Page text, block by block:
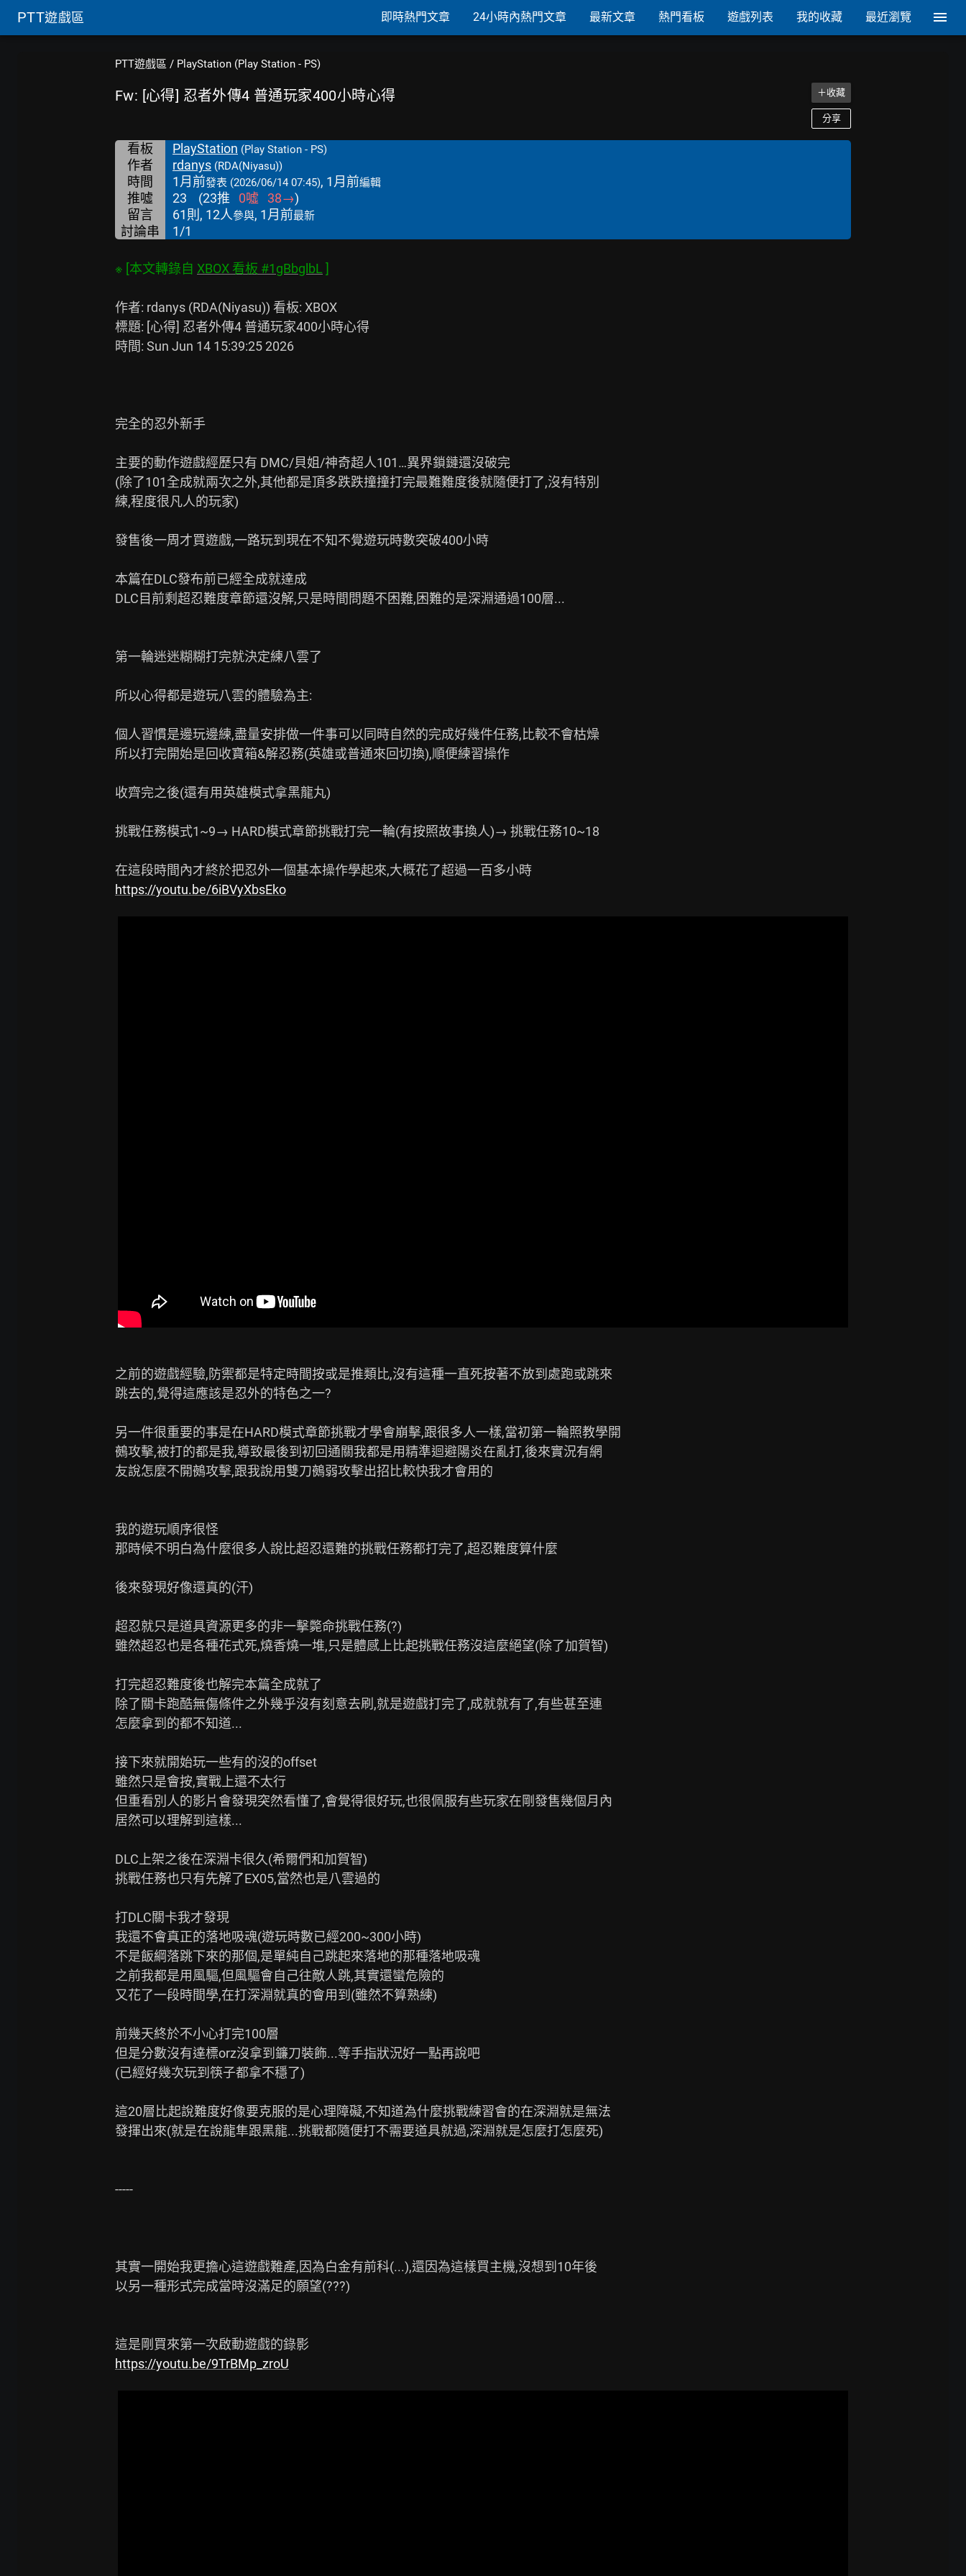
PTT遊戲區 即時熱門文章 24小時內熱門文章 最新文章 熱門看板 遊戲列表 我的收藏 最近瀏覽
PTT遊戲區 / PlayStation (Play Station - PS)
Fw: [心得] 忍者外傳4 普通玩家400小時心得 ＋收藏
分享
看板 PlayStation (Play Station - PS)
作者 rdanys (RDA(Niyasu))
時間 1月前發表 (2026/06/14 07:45), 1月前編輯
推噓 23 (23推 0噓 38→)
留言
61則, 12人參與, 1月前最新
討論串 1/1
※ [本文轉錄自 XBOX 看板 #1gBbglbL
作者: rdanys (RDA(Niyasu)) 看板: XBOX
標題: [心得] 忍者外傳4 普通玩家400小時心得
時間: Sun Jun 14 15:39:25 2026
完全的忍外新手
主要的動作遊戲經歷只有 DMC/貝姐/神奇超人101…異界鎖鏈還沒破完
(除了101全成就兩次之外,其他都是頂多跌跌撞撞打完最難難度後就隨便打了,沒有特別
練,程度很凡人的玩家)
發售後一周才買遊戲,一路玩到現在不知不覺遊玩時數突破400小時
本篇在DLC發布前已經全成就達成
DLC目前剩超忍難度章節還沒解,只是時間問題不困難,困難的是深淵通過100層...
第一輪迷迷糊糊打完就決定練八雲了
所以心得都是遊玩八雲的體驗為主:
個人習慣是邊玩邊練,盡量安排做一件事可以同時自然的完成好幾件任務,比較不會枯燥
所以打完開始是回收寶箱&解忍務(英雄或普通來回切換),順便練習操作
收齊完之後(還有用英雄模式拿黑龍丸)
挑戰任務模式1~9→ HARD模式章節挑戰打完一輪(有按照故事換人)→ 挑戰任務10~18
https://youtu.be/6iBVyXbsEko
之前的遊戲經驗,防禦都是特定時間按或是推類比,沒有這種一直死按著不放到處跑或跳來
跳去的,覺得這應該是忍外的特色之一?
另一件很重要的事是在HARD模式章節挑戰才學會崩擊,跟很多人一樣,當初第一輪照教學開
鵺攻擊,被打的都是我,導致最後到初回通關我都是用精準迴避陽炎在亂打,後來實況有網
友說怎麼不開鵺攻擊,跟我說用雙刀鵺弱攻擊出招比較快我才會用的
我的遊玩順序很怪
那時候不明白為什麼很多人說比超忍還難的挑戰任務都打完了,超忍難度算什麼
後來發現好像還真的(汗)
超忍就只是道具資源更多的非一擊斃命挑戰任務(?)
雖然超忍也是各種花式死,燒香燒一堆,只是體感上比起挑戰任務沒這麼絕望(除了加賀智)
打完超忍難度後也解完本篇全成就了
除了關卡跑酷無傷條件之外幾乎沒有刻意去刷,就是遊戲打完了,成就就有了,有些甚至連
怎麼拿到的都不知道...
接下來就開始玩一些有的沒的offset
雖然只是會按,實戰上還不太行
但重看別人的影片會發現突然看懂了,會覺得很好玩,也很佩服有些玩家在剛發售幾個月內
居然可以理解到這樣...
DLC上架之後在深淵卡很久(希爾們和加賀智)
挑戰任務也只有先解了EX05,當然也是八雲過的
打DLC關卡我才發現
我還不會真正的落地吸魂(遊玩時數已經200~300小時)
不是飯綱落跳下來的那個,是單純自己跳起來落地的那種落地吸魂
之前我都是用風驅,但風驅會自己往敵人跳,其實還蠻危險的
又花了一段時間學,在打深淵就真的會用到(雖然不算熟練)
前幾天終於不小心打完100層
但是分數沒有達標orz沒拿到鐮刀裝飾...等手指狀況好一點再說吧
(已經好幾次玩到筷子都拿不穩了)
這20層比起說難度好像要克服的是心理障礙,不知道為什麼挑戰練習會的在深淵就是無法
發揮出來(就是在說龍隼跟黑龍...挑戰都隨便打不需要道具就過,深淵就是怎麼打怎麼死)
-----
其實一開始我更擔心這遊戲難產,因為白金有前科(...),還因為這樣買主機,沒想到10年後
以另一種形式完成當時沒滿足的願望(???)
https://youtu.be/9TrBMp_zroU